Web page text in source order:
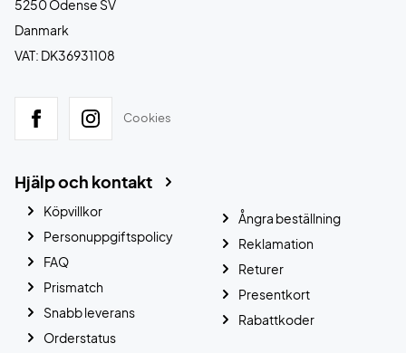
5250 Odense SV
Danmark
VAT: DK36931108
Cookies
Hjälp och kontakt
Köpvillkor
Personuppgiftspolicy
FAQ
Prismatch
Snabb leverans
Orderstatus
Ångra beställning
Reklamation
Returer
Presentkort
Rabattkoder